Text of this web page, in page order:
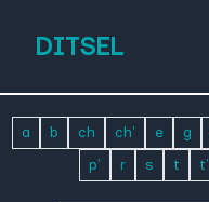
DITSEL
a b ch ch' e g
p'
r s t t'